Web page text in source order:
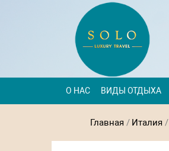
О НАС ВИДЫ ОТДЫХА
Главная / Италия /